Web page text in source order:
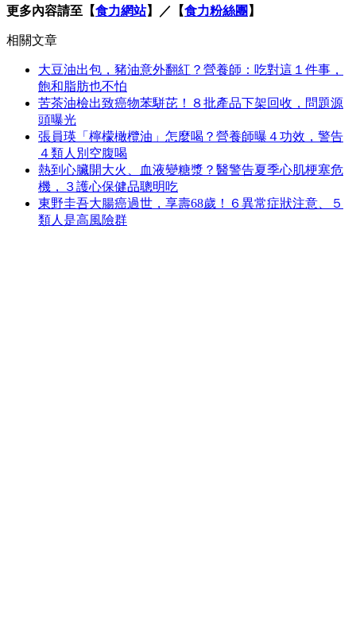
更多內容請至【食力網站】／【食力粉絲團 】
相關文章
大豆油出包，豬油意外翻紅？營養師：吃對這１件事，
飽和脂肪也不怕
苦茶油檢出致癌物苯駢芘！８批產品下架回收，問題源
頭曝光
張員瑛「檸檬橄欖油」怎麼喝？營養師曝４功效，警告
４類人別空腹喝
熱到心臟開大火、血液變糖漿？醫警告夏季心肌梗塞危
機，３護心保健品聰明吃
東野圭吾大腸癌過世，享壽68歲！６異常症狀注意、５
類人是高風險群